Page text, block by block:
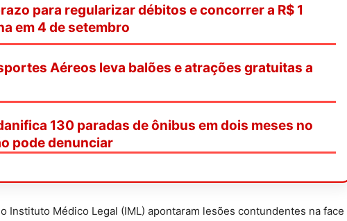
para regularizar débitos e concorrer a R$ 1
em 4 de setembro
Aéreos leva balões e atrações gratuitas a
130 paradas de ônibus em dois meses no
pode denunciar
Instituto Médico Legal (IML) apontaram lesões contundentes na face